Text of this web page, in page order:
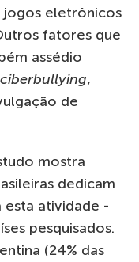
jogos eletrônicos
fatores que
assédio
ciberbullying,
de
mostra
dedicam
esta atividade -
pesquisados.
(24% das